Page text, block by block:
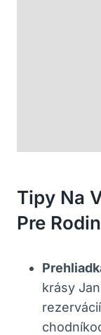
Tipy Na
Pre
krásy